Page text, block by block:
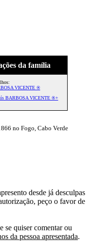
da família
VICENTE ®
BARBOSA VICENTE ®+
no Fogo, Cabo Verde
desde já desculpas
peço o favor de
se quiser comentar ou
da pessoa apresentada.